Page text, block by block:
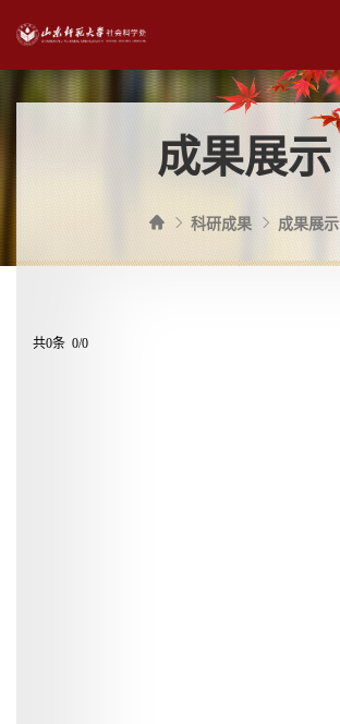
成果展示
科研成果 成果展示
共0条 0/0